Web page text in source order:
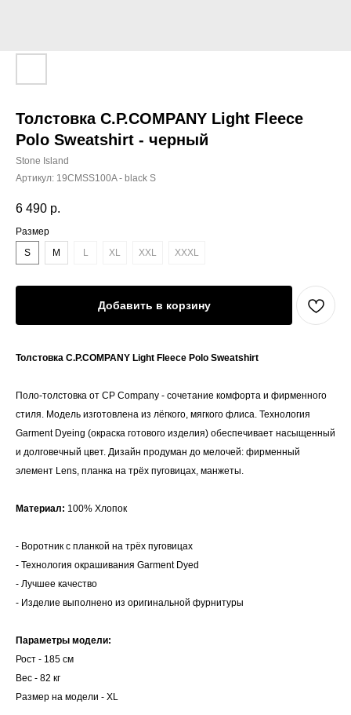
Толстовка C.P.COMPANY Light Fleece
Polo Sweatshirt - черный
Stone Island
Артикул: 19CMSS100A - black S
6 490 р.
Размер
S
M L XL XXL XXXL
Добавить в корзину
Толстовка C.P.COMPANY Light Fleece Polo Sweatshirt
Поло‑толстовка от CP Company - сочетание комфорта и фирменного
стиля. Модель изготовлена из лёгкого, мягкого флиса. Технология
Garment Dyeing (окраска готового изделия) обеспечивает насыщенный
и долговечный цвет. Дизайн продуман до мелочей: фирменный
элемент Lens, планка на трёх пуговицах, манжеты.
Материал: 100% Хлопок
- Воротник с планкой на трёх пуговицах
- Технология окрашивания Garment Dyed
- Лучшее качество
- Изделие выполнено из оригинальной фурнитуры
Параметры модели:
Рост - 185 см
Вес - 82 кг
Размер на модели - XL